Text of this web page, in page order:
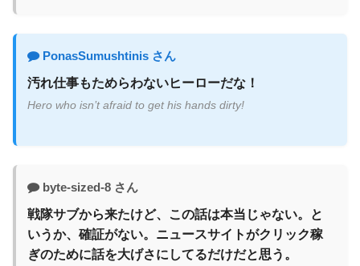
PonasSumushtinis さん
汚れ仕事もためらわないヒーローだな！
Hero who isn’t afraid to get his hands dirty!
byte-sized-8 さん
戦隊サブから来たけど、この話は本当じゃない。と
いうか、確証がない。ニュースサイトがクリック稼
ぎのために話を大げさにしてるだけだと思う。